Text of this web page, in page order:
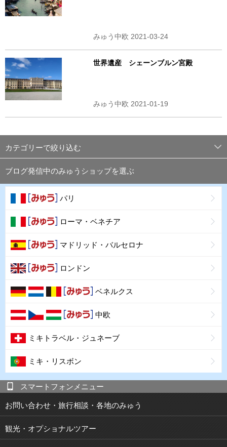
みゅう中欧 2021-03-24
世界遺産 シェーンブルン宮殿
みゅう中欧 2021-01-19
カテゴリーで絞り込む
ブログ発信中のみゅうショップを選ぶ
パリ
ローマ・ベネチア
マドリッド・バルセロナ
ロンドン
ベネルクス
中欧
ミキトラベル・ジュネーブ
ミキ・リスボン
スマートフォンメニュー
お問い合わせ・旅行相談・各地のみゅう
観光・オプショナルツアー